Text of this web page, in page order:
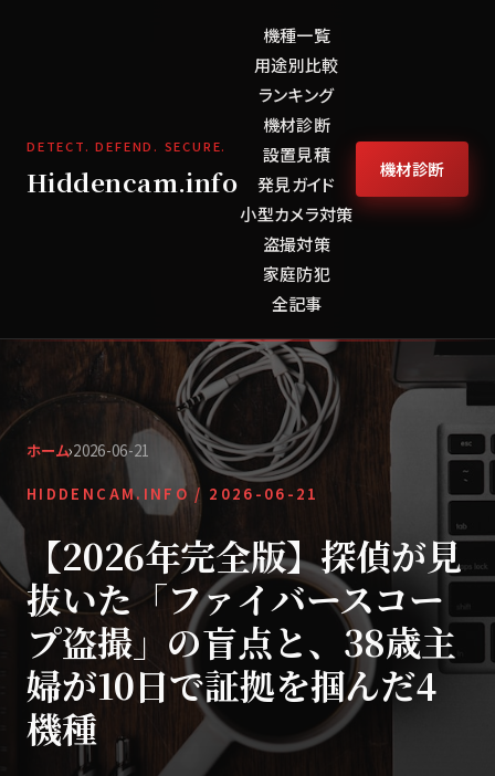
DETECT. DEFEND. SECURE.
Hiddencam.info
機種一覧
用途別比較
ランキング
機材診断
設置見積
発見ガイド
小型カメラ対策
盗撮対策
家庭防犯
全記事
機材診断
ホーム›2026-06-21
HIDDENCAM.INFO / 2026-06-21
【2026年完全版】探偵が見
抜いた「ファイバースコー
プ盗撮」の盲点と、38歳主
婦が10日で証拠を掴んだ4
機種